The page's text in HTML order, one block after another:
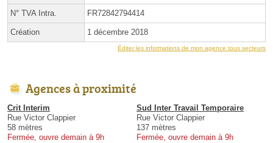
N° TVA Intra. FR72842794414
Création 1 décembre 2018
Éditer les informations de mon agence tous secteurs
Agences à proximité
Crit Interim
Rue Victor Clappier
58 mètres
Fermée, ouvre demain à 9h
Sud Inter Travail Temporaire
Rue Victor Clappier
137 mètres
Fermée, ouvre demain à 9h